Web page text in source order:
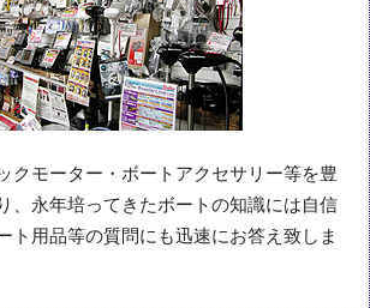
クモーター・ボートアクセサリー等を豊
、永年培ってきたボートの知識には自信
ト用品等の質問にも迅速にお答え致しま